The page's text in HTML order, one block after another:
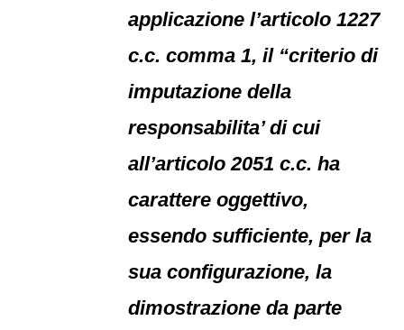
applicazione l’articolo 1227
c.c. comma 1, il “criterio di
imputazione della
responsabilita’ di cui
all’articolo 2051 c.c. ha
carattere oggettivo,
essendo sufficiente, per la
sua configurazione, la
dimostrazione da parte